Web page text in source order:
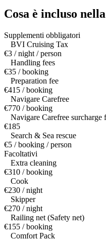
Cosa è incluso
Supplementi obbligatori
BVI Cruising Tax
€3 / night / person
Handling fees
€35 / booking
Preparation fee
€415 / booking
Navigare Carefree
€770 / booking
Navigare Carefree
€185
Search & Sea rescue
€5 / booking / person
Facoltativi
Extra cleaning
€310 / booking
Cook
€230 / night
Skipper
€270 / night
Railing net (Safety net)
€155 / booking
Comfort Pack